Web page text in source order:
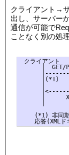
クライアント→
出し、サーバー
通信が可能で
ことなく別の処
クライアント
|  GET/
|(*1)
|
(*1) 非同期